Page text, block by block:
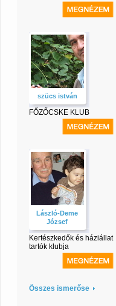
szücs istván
FŐZŐCSKE KLUB
László-Deme
József
Kertészkedők és háziállat
tartók klubja
Összes ismerőse